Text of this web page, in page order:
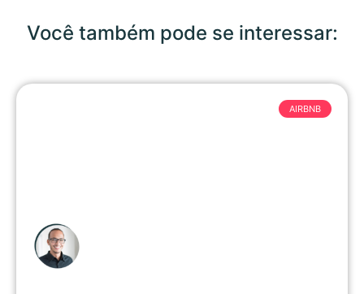
Você também pode se interessar:
AIRBNB